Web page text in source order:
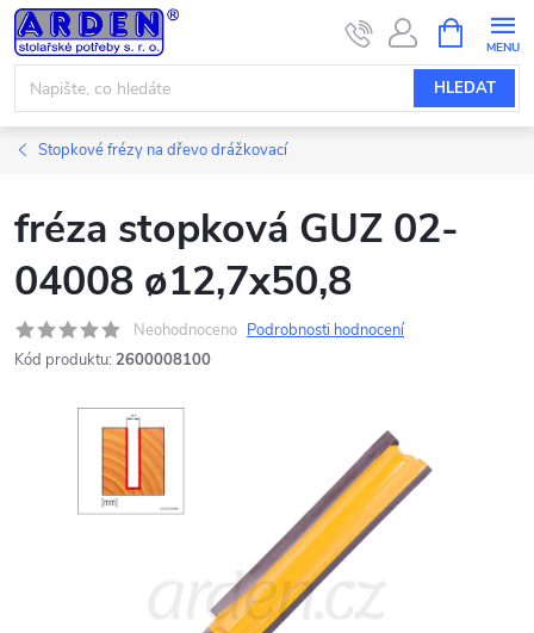
Přejít
na
obsah
HLEDAT
NÁKUPNÍ
KOŠÍK
Stopkové frézy na dřevo drážkovací
fréza stopková GUZ 02-
04008 ø12,7x50,8
Neohodnoceno Podrobnosti hodnocení
Kód produktu: 2600008100